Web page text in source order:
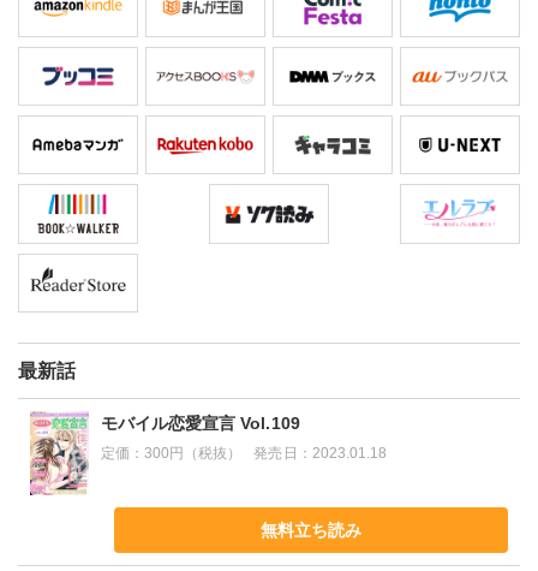
最新話
モバイル恋愛宣言 Vol.109
定価：300円（税抜） 発売日： 2023.01.18
無料立ち読み